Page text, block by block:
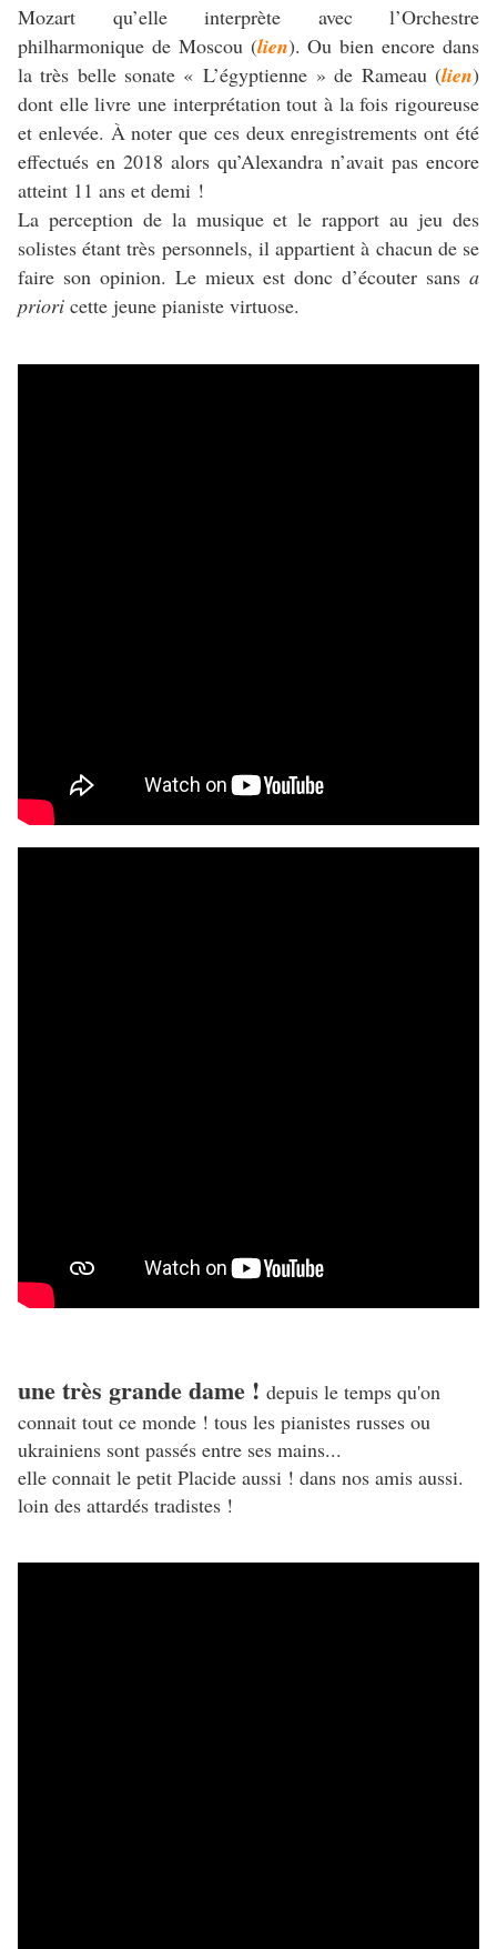
Mozart qu’elle interprète avec l’Orchestre
philharmonique de Moscou (lien). Ou bien encore dans
la très belle sonate « L’égyptienne » de Rameau (lien)
dont elle livre une interprétation tout à la fois rigoureuse
et enlevée. À noter que ces deux enregistrements ont été
effectués en 2018 alors qu’Alexandra n’avait pas encore
atteint 11 ans et demi !
La perception de la musique et le rapport au jeu des
solistes étant très personnels, il appartient à chacun de se
faire son opinion. Le mieux est donc d’écouter sans a
priori cette jeune pianiste virtuose.
une très grande dame ! depuis le temps qu'on
connait tout ce monde ! tous les pianistes russes ou
ukrainiens sont passés entre ses mains...
elle connait le petit Placide aussi ! dans nos amis aussi.
loin des attardés tradistes !